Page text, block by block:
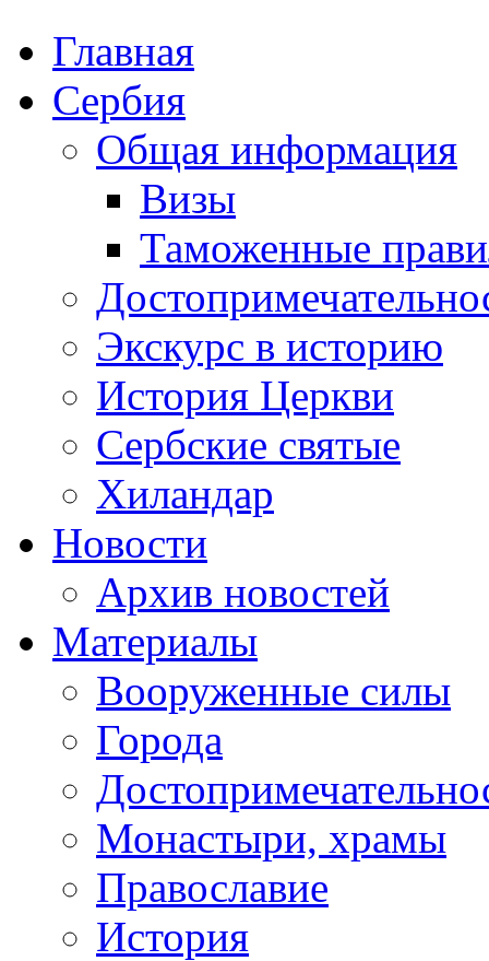
Главная
Сербия
Общая информация
Визы
Таможенные
Экскурс в историю
История Церкви
Сербские святые
Хиландар
Новости
Архив новостей
Материалы
Вооруженные силы
Города
Монастыри, храмы
Православие
История